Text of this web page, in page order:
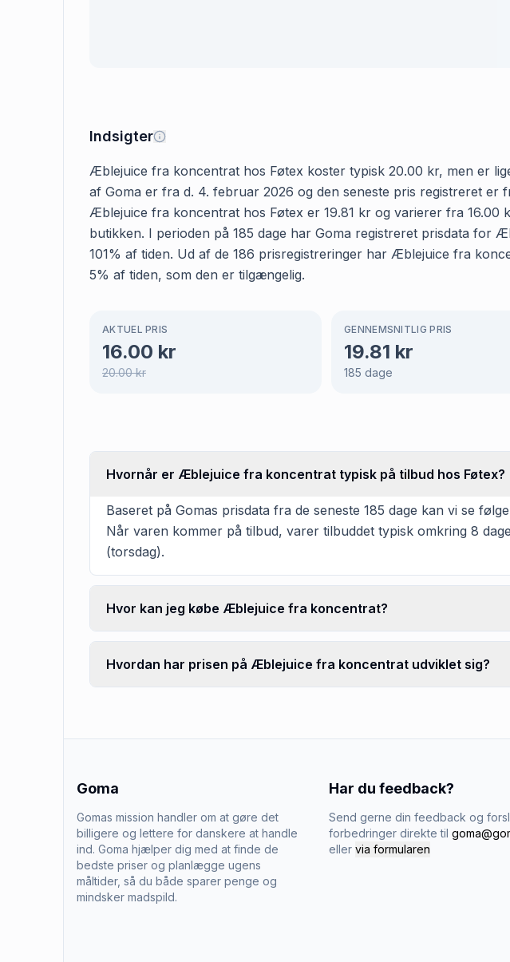
Indsigter
Æblejuice fra koncentrat hos Føtex koster typisk 20.00 kr, men er
af Goma er fra d. 4. februar 2026 og den seneste pris registreret er
Æblejuice fra koncentrat hos Føtex er 19.81 kr og varierer fra
butikken. I perioden på 185 dage har Goma registreret prisdata for
101% af tiden. Ud af de 186 prisregistreringer har Æblejuice fra
5% af tiden, som den er tilgængelig.
AKTUEL PRIS
16.00 kr
20.00kr
GENNEMSNITLIG PRIS
19.81 kr
185 dage
Hvornår er Æblejuice fra koncentrat typisk på tilbud hos Føtex?
Baseret på Gomas prisdata fra de seneste 185 dage kan vi se
Når varen kommer på tilbud, varer tilbuddet typisk omkring 8
(torsdag).
Hvor kan jeg købe Æblejuice fra koncentrat?
Hvordan har prisen på Æblejuice fra koncentrat udviklet sig?
Goma
Gomas mission handler om at gøre det
billigere og lettere for danskere at handle
ind. Goma hjælper dig med at finde de
bedste priser og planlægge ugens
måltider, så du både sparer penge og
mindsker madspild.
Har du feedback?
Send gerne din feedback og
forbedringer direkte til
eller via formularen